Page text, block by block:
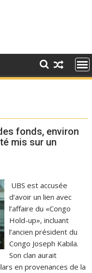
fonds, environ
mis sur un
UBS est accusée
d’avoir un lien avec
l’affaire du «Congo
Hold-up», incluant
l’ancien président du
Congo Joseph Kabila.
Son clan aurait
en provenances de la